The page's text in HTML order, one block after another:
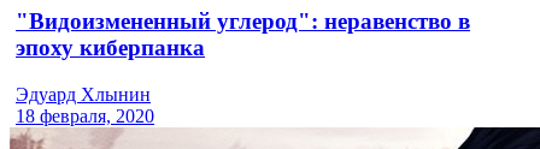
"Видоизмененный углерод": неравенство в
эпоху киберпанка
Эдуард Хлынин
18 февраля, 2020